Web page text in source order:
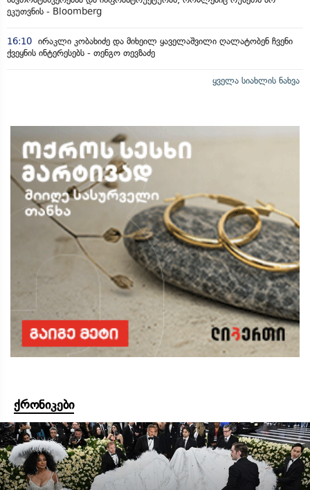
ეკუთვნის - Bloomberg
16:10 ირაკლი კობახიძე და მიხეილ ყაველაშვილი ღალატობენ ჩვენი
ქვეყნის ინტერესებს - თენგო თევზაძე
ყველა სიახლის ნახვა
ქრონიკები